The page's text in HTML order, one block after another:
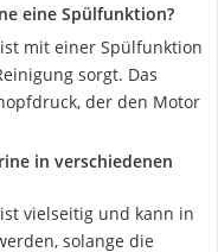
eine Spülfunktion?
mit einer Spülfunktion
sorgt. Das
der den Motor
in verschiedenen
vielseitig und kann in
solange die